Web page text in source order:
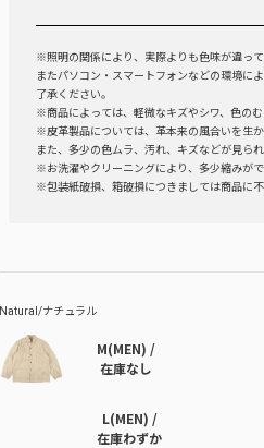
※照明の関係により、実際よりも色味が違って
またパソコン・スマートフォンなどの環境に
了承ください。
※商品によっては、軽微なキズやシワ、色の
※皮革製品については、革本来の風合いを生
また、多少の色ムラ、汚れ、キズなどが見られ
※お洗濯やクリーニングにより、多少縮みがで
※包装紙破損、箱破損につきましては商品に
M(MEN) /
在庫なし
L(MEN) /
在庫わずか